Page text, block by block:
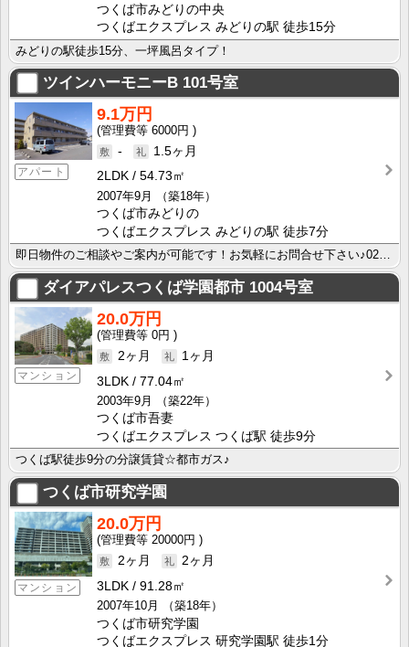
つくば市みどりの中央
つくばエクスプレス みどりの駅 徒歩15分
みどりの駅徒歩15分、一坪風呂タイプ！
ツインハーモニーB 101号室
アパート
9.1万円
6000円
-
1.5ヶ月
2LDK
54.73㎡
2007年9月
（築18年）
つくば市みどりの
つくばエクスプレス みどりの駅 徒歩7分
即日物件のご相談やご案内が可能です！お気軽にお問合せ下さい♪029-863-3939
ダイアパレスつくば学園都市 1004号室
マンション
20.0万円
0円
2ヶ月
1ヶ月
3LDK
77.04㎡
2003年9月
（築22年）
つくば市吾妻
つくばエクスプレス つくば駅 徒歩9分
つくば駅徒歩9分の分譲賃貸☆都市ガス♪
つくば市研究学園
マンション
20.0万円
20000円
2ヶ月
2ヶ月
3LDK
91.28㎡
2007年10月
（築18年）
つくば市研究学園
つくばエクスプレス 研究学園駅 徒歩1分